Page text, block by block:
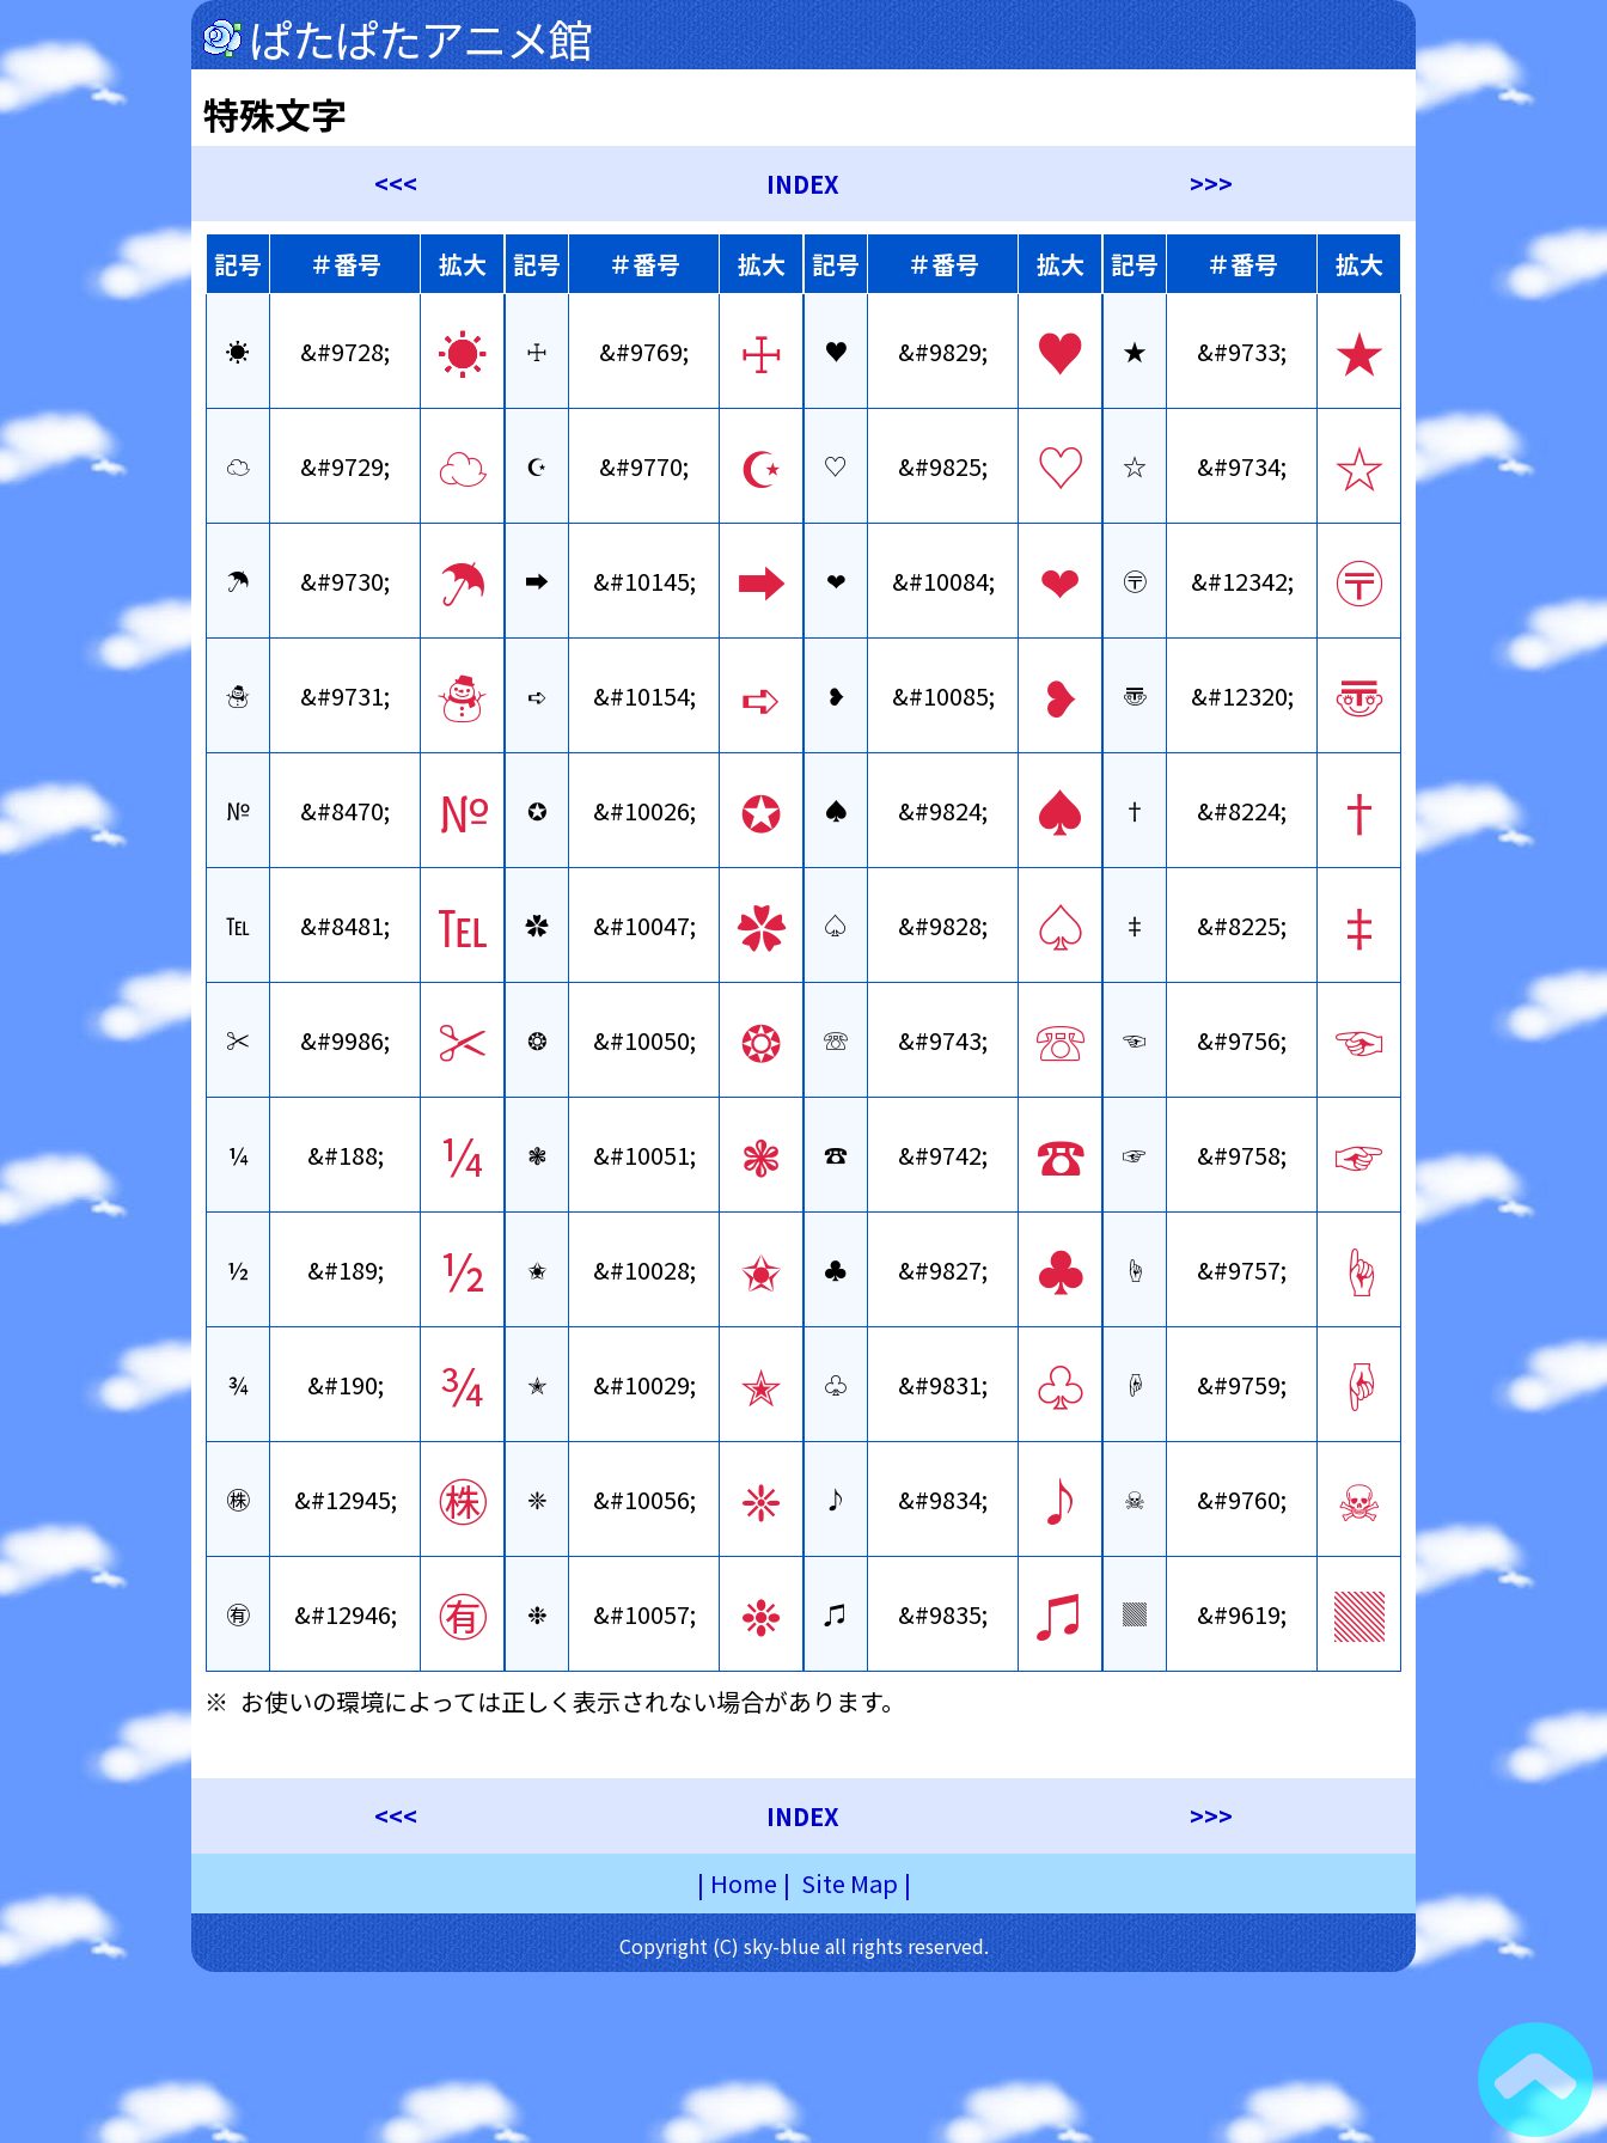
ぱたぱたアニメ館
特殊文字
<<< INDEX >>>
記号 ＃番号 拡大
☀ &#9728; ☀
☁ &#9729; ☁
☂ &#9730; ☂
☃ &#9731; ☃
№ &#8470; №
℡ &#8481; ℡
✂ &#9986; ✂
¼ &#188; ¼
½ &#189; ½
¾ &#190; ¾
㊑ &#12945; ㊑
㊒ &#12946; ㊒
記号 ＃番号 拡大
☩ &#9769; ☩
☪ &#9770; ☪
➡ &#10145; ➡
➪ &#10154; ➪
✪ &#10026; ✪
✿ &#10047; ✿
❂ &#10050; ❂
❃ &#10051; ❃
✬ &#10028; ✬
✭ &#10029; ✭
❈ &#10056; ❈
❉ &#10057; ❉
記号 ＃番号 拡大
♥ &#9829; ♥
♡ &#9825; ♡
❤ &#10084; ❤
❥ &#10085; ❥
♠ &#9824; ♠
♤ &#9828; ♤
☏ &#9743; ☏
☎ &#9742; ☎
♣ &#9827; ♣
♧ &#9831; ♧
♪ &#9834; ♪
♫ &#9835; ♫
記号 ＃番号 拡大
★ &#9733; ★
☆ &#9734; ☆
〶 &#12342; 〶
〠 &#12320; 〠
† &#8224; †
‡ &#8225; ‡
☜ &#9756; ☜
☞ &#9758; ☞
☝ &#9757; ☝
☟ &#9759; ☟
☠ &#9760; ☠
▓ &#9619; ▓
お使いの環境によっては正しく表示されない場合があります。
<<< INDEX
>>>
| Home | Site Map |
Copyright (C) sky-blue all rights reserved.